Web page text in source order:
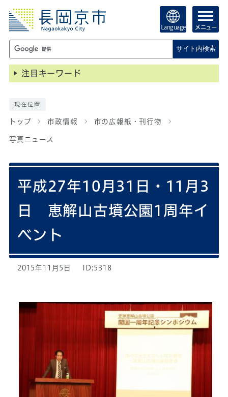
Language メニュー
サイト内検索
注目キーワード
現在位置
トップ 市政情報 市の広報紙・刊行物
写真ニュース
平成27年10月31日・11月3
日 恵解山古墳公園1周年イ
ベント
2015年11月5日 ID:5318